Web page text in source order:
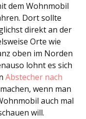
dem Wohnmobil
Dort sollte
direkt an der
Orte wie
oben im Norden
lohnt es sich
Abstecher nach
wenn man
auch mal
will.